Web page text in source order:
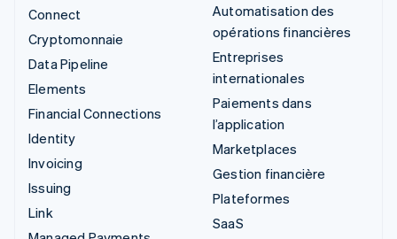
Connect
Cryptomonnaie
Data Pipeline
Elements
Financial Connections
Identity
Invoicing
Issuing
Link
Automatisation des
opérations financières
Entreprises
internationales
Paiements dans
l’application
Marketplaces
Gestion financière
Plateformes
SaaS